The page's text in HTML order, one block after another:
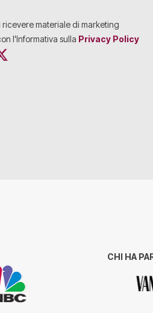
ricevere materiale di marketing
l'Informativa sulla Privacy Policy
CHI HA